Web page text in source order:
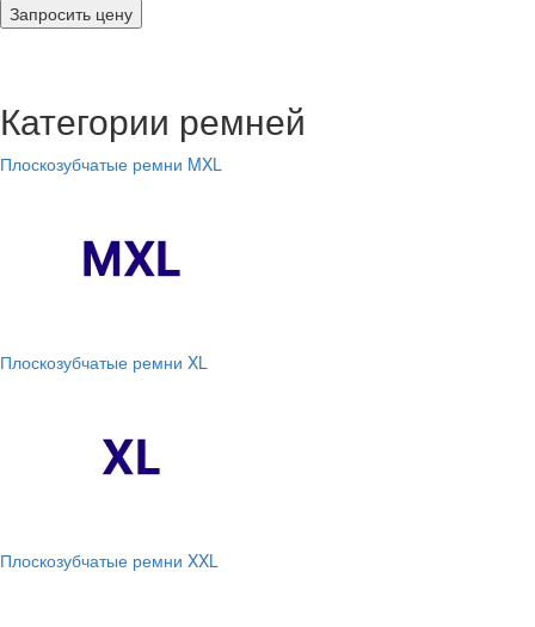
Запросить цену
Категории ремней
Плоскозубчатые ремни MXL
Плоскозубчатые ремни XL
Плоскозубчатые ремни XXL